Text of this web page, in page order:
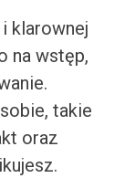
klarownej
na wstęp,
takie
oraz